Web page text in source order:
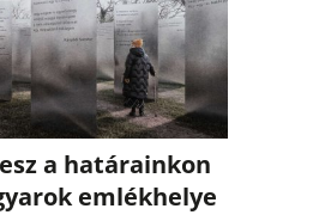
a határainkon
emlékhelye